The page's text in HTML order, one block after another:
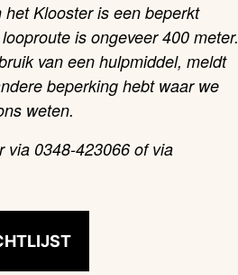
Klooster is een beperkt
is ongeveer 400 meter.
van een hulpmiddel, meldt
beperking hebt waar we
weten.
via 0348-423066 of via